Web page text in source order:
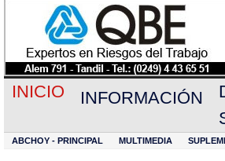
INICIO INFORMACIÓN
ABCHOY - PRINCIPAL MULTIMEDIA